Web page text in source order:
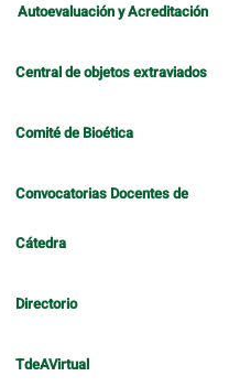
Autoevaluación y Acreditación
Central de objetos extraviados
Comité de Bioética
Convocatorias Docentes de
Cátedra
Directorio
TdeAVirtual